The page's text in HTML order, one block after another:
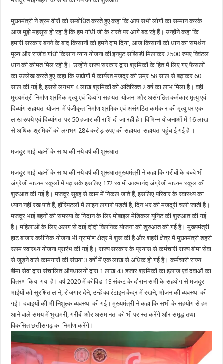
मुख्यमंत्री ने श्रम वीरों को सम्बोधित करते हुए कहा कि आप सभी लोगों का सम्मान करके
आज मुझे महसूस हो रहा है कि हम गांधी जी के रास्ते पर आगे बढ़ रहे हैं। उन्होंने कहा कि
हमारी सरकार बनने के बाद किसानों को हमने दाम दिया, आज किसानों को धान का समर्थन
मूल्य और राजीव गांधी किसान न्याय योजना की इनपुट सब्सिडी मिलाकर 2500 रुपए क्विंटल
धान की कीमत मिल रही है। उन्होंने राज्य सरकार द्वारा श्रमिकों के हित में लिए गए फैसलों
का उल्लेख करते हुए कहा कि उद्योगों में कार्यरत मजदूर की उम्र 58 साल से बढ़ाकर 60
साल की गई है, इससे लगभग 4 लाख श्रमिकों को अतिरिक्त 2 वर्ष का लाभ मिला है। वही
मुख्यमंत्री निर्माण श्रमिक मृत्यु एवं दिव्यांग सहायता योजना और असंगठित कर्मकार मृत्यु एवं
दिव्यांग सहायता योजना में पंजीकृत निर्माण श्रमिक एवं असंगठित कर्मकार की मृत्यु पर एक
लाख रुपये एवं दिव्यांगता पर 50 हजार की राशि दी जा रही है। विभिन्न योजनाओं में 16 लाख
से अधिक श्रमिकों को लगभग 284 करोड़ रुपए की सहायता सहायता पहुंचाई गई है ।
मजदूर भाई-बहनों के साथ की नये वर्ष की शुरूआत
मजदूर भाई-बहनों के साथ की नये वर्ष की शुरूआतमुख्यमंत्री ने कहा कि गरीबों के बच्चे भी
अंग्रेजी माध्यम स्कूलों में पढ़ सके इसलिए 172 स्वामी आत्मानंद अंग्रेजी माध्यम स्कूल की
शुरुआत की गई है। मजदूर सुबह से काम में निकल जाते हैं, इसलिए परिवार के स्वास्थ्य का
ध्यान नहीं रख पाते हैं, हॉस्पिटलों में लाइन लगानी पड़ती है, दिन भर की मजदूरी चली जाती है।
मजदूर भाई बहनों की समस्या के निदान के लिए मोबाइल मेडिकल यूनिट की शुरुआत की गई
है। महिलाओं के लिए अलग से दाई दीदी क्लिनिक योजना की शुरुआत की गई है। मुख्यमंत्री
हाट बाजार क्लीनिक योजना भी ग्रामीण क्षेत्र में शुरू की है और शहरी क्षेत्र में मुख्यमंत्री शहरी
स्लम स्वास्थ्य योजना प्रारंभ की गई है। राज्य सरकार के प्रयास से कर्मचारी राज्य बीमा सेवा
से जुड़ने वाले कामगारों की संख्या 3 वर्षों में एक लाख से अधिक हो गई है। कर्मचारी राज्य
बीमा सेवा द्वारा संचालित औषधालयों द्वारा 1 लाख 43 हजार श्रमिकों का इलाज एवं दवाओं का
वितरण किया गया है। वर्ष 2020 में कोविड-19 संकट के दौरान सभी के सहयोग से मजदूर
भाईयों को सुरक्षित लाने, रोजगार देने, उन्हें क्वारंटाइन केंद्र में रखने, भोजन की व्यवस्था की
गई। दवाइयों की भी निशुल्क व्यवस्था की गई। मुख्यमंत्री ने कहा कि सभी के सहयोग से हम
आने वाले समय में भुखमरी, गरीबी और असमानता को भी परास्त करेंगे और समृद्ध तथा
विकसित छत्तीसगढ़ का निर्माण करेंगे।